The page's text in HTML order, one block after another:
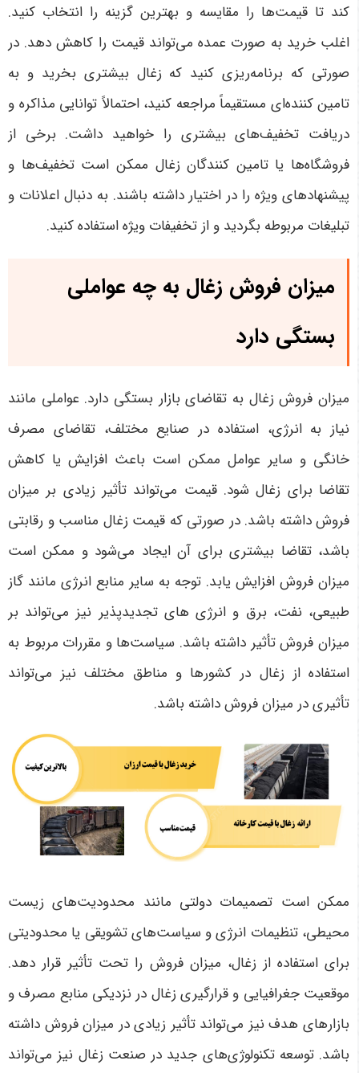
کند تا قیمت‌ها را مقایسه و بهترین گزینه را انتخاب کنید.
اغلب خرید به صورت عمده می‌تواند قیمت را کاهش دهد. در
صورتی که برنامه‌ریزی کنید که زغال بیشتری بخرید و به
تامین کننده‌ای مستقیماً مراجعه کنید، احتمالاً توانایی مذاکره و
دریافت تخفیف‌های بیشتری را خواهید داشت. برخی از
فروشگاه‌ها یا تامین کنندگان زغال ممکن است تخفیف‌ها و
پیشنهادهای ویژه را در اختیار داشته باشند. به دنبال اعلانات و
تبلیغات مربوطه بگردید و از تخفیفات ویژه استفاده کنید.
میزان فروش زغال به چه عواملی
بستگی دارد
میزان فروش زغال به تقاضای بازار بستگی دارد. عواملی مانند
نیاز به انرژی، استفاده در صنایع مختلف، تقاضای مصرف
خانگی و سایر عوامل ممکن است باعث افزایش یا کاهش
تقاضا برای زغال شود. قیمت می‌تواند تأثیر زیادی بر میزان
فروش داشته باشد. در صورتی که قیمت زغال مناسب و رقابتی
باشد، تقاضا بیشتری برای آن ایجاد می‌شود و ممکن است
میزان فروش افزایش یابد. توجه به سایر منابع انرژی مانند گاز
طبیعی، نفت، برق و انرژی های تجدیدپذیر نیز می‌تواند بر
میزان فروش تأثیر داشته باشد. سیاست‌ها و مقررات مربوط به
استفاده از زغال در کشورها و مناطق مختلف نیز می‌تواند
تأثیری در میزان فروش داشته باشد.
ممکن است تصمیمات دولتی مانند محدودیت‌های زیست
‌محیطی، تنظیمات انرژی و سیاست‌های تشویقی یا محدودیتی
برای استفاده از زغال، میزان فروش را تحت تأثیر قرار دهد.
موقعیت جغرافیایی و قرارگیری زغال در نزدیکی منابع مصرف و
بازارهای هدف نیز می‌تواند تأثیر زیادی در میزان فروش داشته
باشد. توسعه تکنولوژی‌های جدید در صنعت زغال نیز می‌تواند